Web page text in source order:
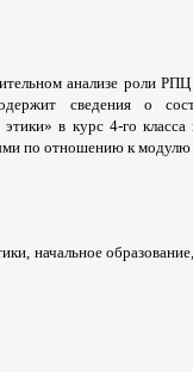
анализе роли
сведения о
этики» в курс 4-го
по отношению к
начальное